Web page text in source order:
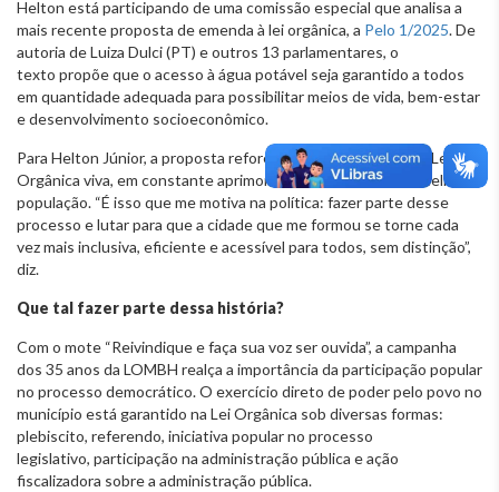
Helton está participando de uma comissão especial que analisa a
mais recente proposta de emenda à lei orgânica, a Pelo 1/2025. De
autoria de Luiza Dulci (PT) e outros 13 parlamentares, o
texto propõe que o acesso à água potável seja garantido a todos
em quantidade adequada para possibilitar meios de vida, bem-estar
e desenvolvimento socioeconômico.
Para Helton Júnior, a proposta reforça a importância de uma Lei
Orgânica viva, em constante aprimoramento para atender melhor a
população. “É isso que me motiva na política: fazer parte desse
processo e lutar para que a cidade que me formou se torne cada
vez mais inclusiva, eficiente e acessível para todos, sem distinção”,
diz.
Que tal fazer parte dessa história?
Com o mote “Reivindique e faça sua voz ser ouvida”, a campanha
dos 35 anos da LOMBH realça a importância da participação popular
no processo democrático. O exercício direto de poder pelo povo no
município está garantido na Lei Orgânica sob diversas formas:
plebiscito, referendo, iniciativa popular no processo
legislativo, participação na administração pública e ação
fiscalizadora sobre a administração pública.